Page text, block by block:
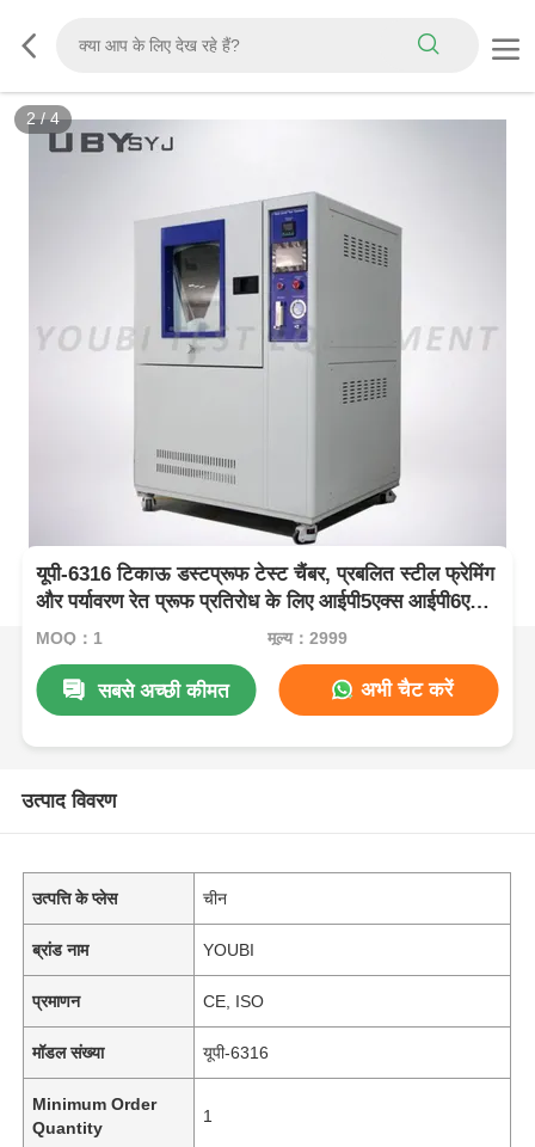
2/4
यूपी-6316 टिकाऊ डस्टप्रूफ टेस्ट चैंबर, प्रबलित स्टील फ्रेमिंग
और पर्यावरण रेत प्रूफ प्रतिरोध के लिए आईपी5एक्स आईपी6एक्स
परीक्षण के साथ
MOQ：1 मूल्य：2999
सबसे अच्छी कीमत अभी चैट करें
उत्पाद विवरण
उत्पत्ति के प्लेस चीन
ब्रांड नाम YOUBI
प्रमाणन CE, ISO
मॉडल संख्या यूपी-6316
Minimum Order
Quantity
1